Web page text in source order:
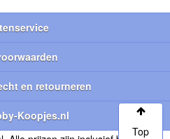
en retourneren
Koopjes.nl
Top